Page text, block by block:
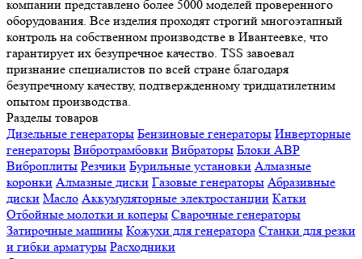
компании представлено более 5000 моделей проверенного
оборудования. Все изделия проходят строгий многоэтапный
контроль на собственном производстве в Ивантеевке, что
гарантирует их безупречное качество. TSS завоевал
признание специалистов по всей стране благодаря
безупречному качеству, подтвержденному тридцатилетним
опытом производства.
Разделы товаров
Дизельные генераторы Бензиновые генераторы Инверторные
генераторы Вибротрамбовки Вибраторы Блоки АВР
Виброплиты Резчики Бурильные установки Алмазные
коронки Алмазные диски Газовые генераторы Абразивные
диски Масло Аккумуляторные электростанции Катки
Отбойные молотки и коперы Сварочные генераторы
Затирочные машины Кожухи для генератора Станки для резки
и гибки арматуры Расходники